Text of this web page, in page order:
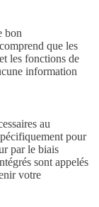
bon
que les
les fonctions de
information
au
pour
par le biais
sont appelés
votre